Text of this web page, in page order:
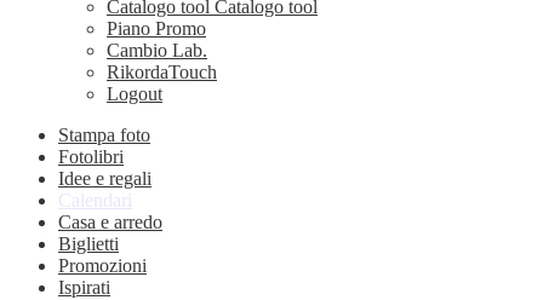
Catalogo tool Catalogo tool
Piano Promo
Cambio Lab.
RikordaTouch
Logout
Stampa foto
Fotolibri
Idee e regali
Calendari
Casa e arredo
Biglietti
Promozioni
Ispirati